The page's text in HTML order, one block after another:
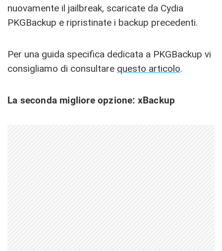
nuovamente il jailbreak, scaricate da Cydia
PKGBackup e ripristinate i backup precedenti.
Per una guida specifica dedicata a PKGBackup vi
consigliamo di consultare questo articolo.
La seconda migliore opzione: xBackup